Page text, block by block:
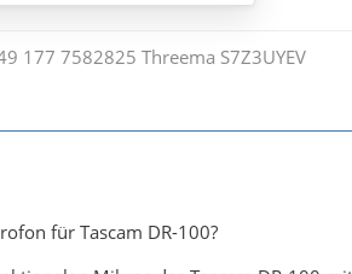
177 7582825 Threema S7Z3UYEV
für Tascam DR-100?